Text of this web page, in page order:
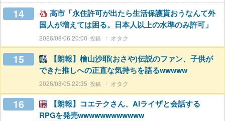
14
高市「永住許可が出たら生活保護貰おうなんて外
国人が増えては困る。日本人以上の水準のみ許可」
2026/08/06 20:00 オタク
15
【朗報】檜山沙耶(おさや)伝説のファン、子供が
できた推しへの正直な気持ちを語るwwwww
2026/08/05 22:35 オタク
16
【朗報】コエテクさん、AIライザと会話する
RPGを発売wwwwwwwwwwww